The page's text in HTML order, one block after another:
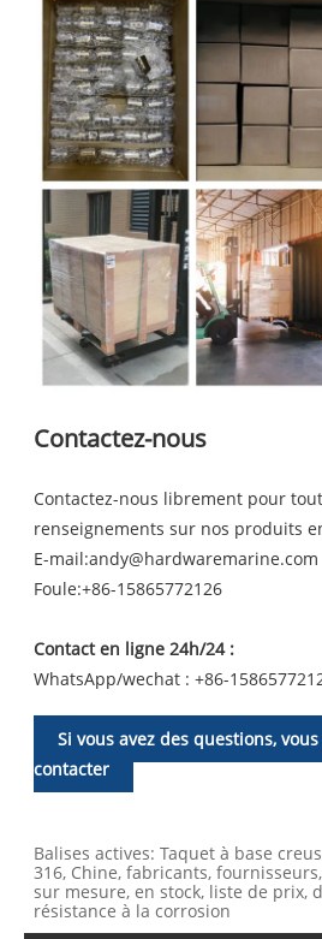
Contactez-nous
Contactez-nous librement pour
renseignements sur nos produits
E-mail:andy@hardwaremarine.com
Foule:+86-15865772126
Contact en ligne 24h/24 :
WhatsApp/wechat : +86-
Si vous avez des questions,
contacter
Balises actives: Taquet à base
316, Chine, fabricants,
sur mesure, en stock, liste de prix,
résistance à la corrosion